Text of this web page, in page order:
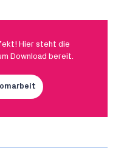
Hier steht die
Download bereit.